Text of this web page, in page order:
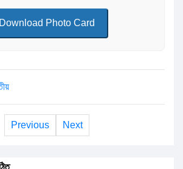
Download Photo Card
Previous Next